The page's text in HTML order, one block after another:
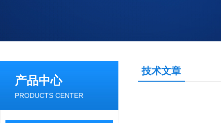
产品中心
PRODUCTS CENTER
技术文章